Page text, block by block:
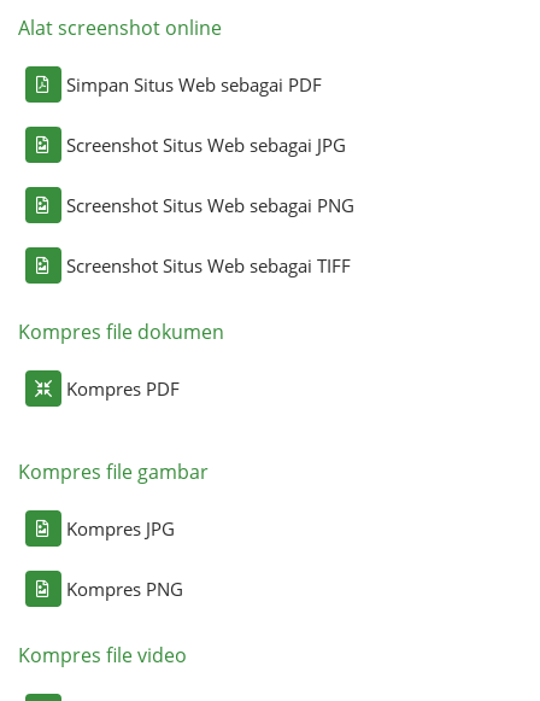
Alat screenshot online
Simpan Situs Web sebagai PDF
Screenshot Situs Web sebagai JPG
Screenshot Situs Web sebagai PNG
Screenshot Situs Web sebagai TIFF
Kompres file dokumen
Kompres PDF
Kompres file gambar
Kompres JPG
Kompres PNG
Kompres file video